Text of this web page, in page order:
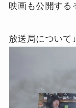
映画も公開する
放送局について↓